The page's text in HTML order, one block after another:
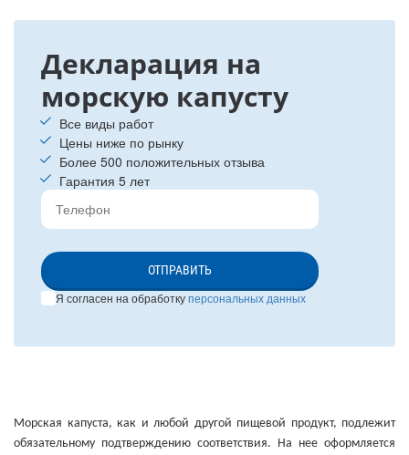
Декларация на
морскую капусту
Все виды работ
Цены ниже по рынку
Более 500 положительных отзыва
Гарантия 5 лет
ОТПРАВИТЬ
Я согласен на обработкуперсональных данных
Морская капуста, как и любой другой пищевой продукт, подлежит
обязательному подтверждению соответствия. На нее оформляется